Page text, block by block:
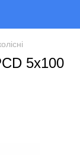
5x100